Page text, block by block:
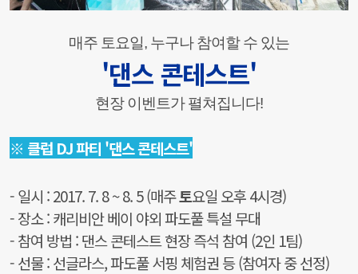
매주 토요일, 누구나 참여할 수 있는
'댄스 콘테스트'
현장 이벤트가 펼쳐집니다!
※ 클럽 DJ 파티 '댄스 콘테스트'
- 일시 : 2017. 7. 8 ~ 8. 5(매주토요일 오후 4시경)
- 장소 : 캐리비안 베이 야외 파도풀 특설 무대
- 참여 방법 : 댄스 콘테스트 현장 즉석 참여 (2인 1팀)
- 선물 : 선글라스, 파도풀 서핑 체험권 등(참여자 중 선정)